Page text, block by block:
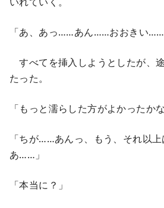
「あ、あっ……あん……おおきい……
すべてを挿入しようとしたが、
たった。
「もっと濡らした方がよかったかな
「ちが……あんっ、もう、それ以
あ……」
「本当に？」